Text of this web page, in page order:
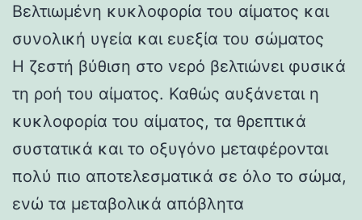
Βελτιωμένη κυκλοφορία του αίματος και
συνολική υγεία και ευεξία του σώματος
Η ζεστή βύθιση στο νερό βελτιώνει φυσικά
τη ροή του αίματος. Καθώς αυξάνεται η
κυκλοφορία του αίματος, τα θρεπτικά
συστατικά και το οξυγόνο μεταφέρονται
πολύ πιο αποτελεσματικά σε όλο το σώμα,
ενώ τα μεταβολικά απόβλητα